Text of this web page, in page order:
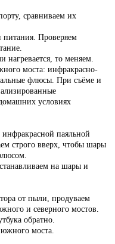
сравниваем их
Проверяем
то меняем.
моста: инфракрасно-
флюсы. При съёме и
условиях
паяльной
строго вверх, чтобы шары
на шары и
от пыли, продуваем
и северного мостов.
обратно.
южного моста.